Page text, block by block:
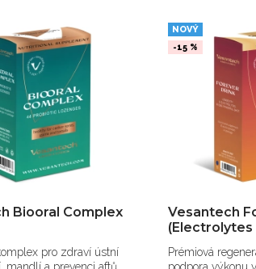
Biooral Complex
pro zdraví ústní
NOVÝ
-15 %
Vesantech
(Electrolytes
Prémiová